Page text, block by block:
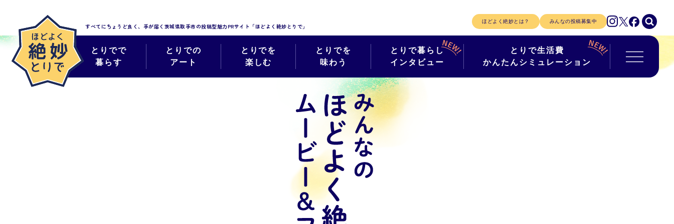
すべてにちょうど良く、手が届く 茨城県取手市の投稿型魅力PRサイト「ほどよく絶妙とりで」
ほどよく絶妙とは？ みんなの投稿募集中
とりでで
暮らす
とりでの
アート
とりでを
楽しむ
とりでを
味わう
とりで暮らし
インタビュー
とりで生活費
かんたんシミュレーション